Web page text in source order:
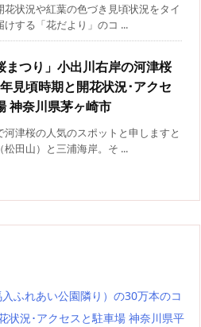
花状況や紅葉の色づき見頃状況をタイ
けする「花だより」のコ ...
まつり」小出川右岸の河津桜
見頃時期と開花状況･アクセ
神奈川県茅ヶ崎市
河津桜の人気のスポットと申しますと
松田山）と三浦海岸。そ ...
ふれあい公園隣り）の30万本のコ
状況･アクセスと駐車場 神奈川県平